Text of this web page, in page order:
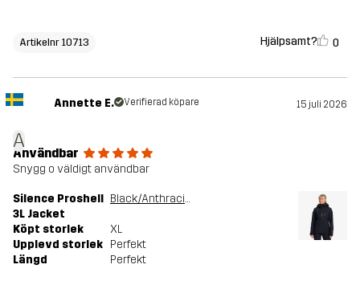
Artikelnr 10713 Hjälpsamt? 0
A
Annette E. Verifierad köpare 15 juli 2026
Användbar
Snygg o väldigt användbar
Silence Proshell
3L Jacket
Black/Anthracite
Köpt storlek
XL
Upplevd storlek Perfekt
Längd
Perfekt